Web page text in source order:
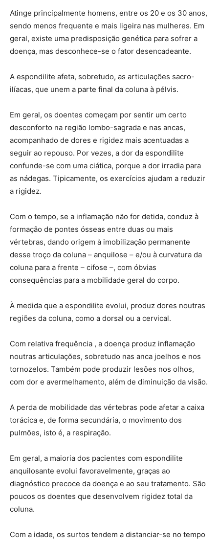
Atinge principalmente homens, entre os 20 e os 30 anos,
sendo menos frequente e mais ligeira nas mulheres. Em
geral, existe uma predisposição genética para sofrer a
doença, mas desconhece-se o fator desencadeante.
A espondilite afeta, sobretudo, as articulações sacro-
ilíacas, que unem a parte final da coluna à pélvis.
Em geral, os doentes começam por sentir um certo
desconforto na região lombo-sagrada e nas ancas,
acompanhado de dores e rigidez mais acentuadas a
seguir ao repouso. Por vezes, a dor da espondilite
confunde-se com uma ciática, porque a dor irradia para
as nádegas. Tipicamente, os exercícios ajudam a reduzir
a rigidez.
Com o tempo, se a inflamação não for detida, conduz à
formação de pontes ósseas entre duas ou mais
vértebras, dando origem à imobilização permanente
desse troço da coluna – anquilose – e/ou à curvatura da
coluna para a frente – cifose –, com óbvias
consequências para a mobilidade geral do corpo.
À medida que a espondilite evolui, produz dores noutras
regiões da coluna, como a dorsal ou a cervical.
Com relativa frequência , a doença produz inflamação
noutras articulações, sobretudo nas anca joelhos e nos
tornozelos. Também pode produzir lesões nos olhos,
com dor e avermelhamento, além de diminuição da visão.
A perda de mobilidade das vértebras pode afetar a caixa
torácica e, de forma secundária, o movimento dos
pulmões, isto é, a respiração.
Em geral, a maioria dos pacientes com espondilite
anquilosante evolui favoravelmente, graças ao
diagnóstico precoce da doença e ao seu tratamento. São
poucos os doentes que desenvolvem rigidez total da
coluna.
Com a idade, os surtos tendem a distanciar-se no tempo